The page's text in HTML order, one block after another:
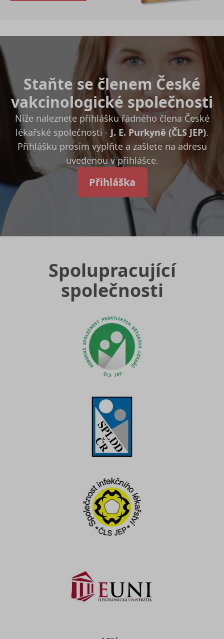
Staňte se členem České
vakcinologické společnosti
Níže naleznete přihlášku řádného člena České
lékařské společnosti - J. E. Purkyně (ČLS JEP).
Přihlášku prosím vyplňte a zašlete na adresu
uvedenou v přihlášce.
Přihláška
Spolupracující
společnosti